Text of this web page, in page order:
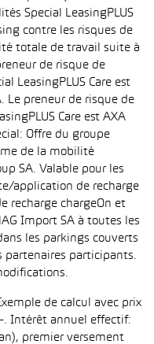
Special LeasingPLUS
contre les risques de
totale de travail suite à
de risque de
LeasingPLUS Care est
Le preneur de risque de
Care est AXA
Offre du groupe
de la mobilité
SA. Valable pour les
application de recharge
recharge chargeOn et
Import SA à toutes les
les parkings couverts
partenaires participants.
de calcul avec prix
Intérêt annuel effectif:
premier versement